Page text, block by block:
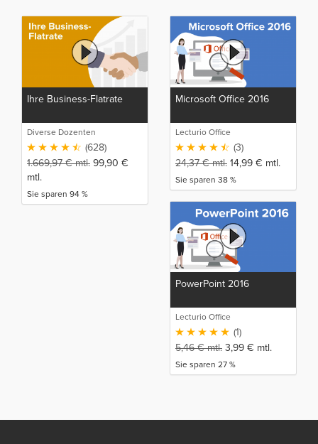
Ihre Business-Flatrate
Diverse Dozenten
(628)
1.669,97€mtl. 99,90 €
mtl.
Sie sparen 94 %
Microsoft Office 2016
Lecturio Office
(3)
24,37€mtl. 14,99 € mtl.
Sie sparen 38 %
PowerPoint 2016
Lecturio Office
(1)
5,46€mtl. 3,99 € mtl.
Sie sparen 27 %